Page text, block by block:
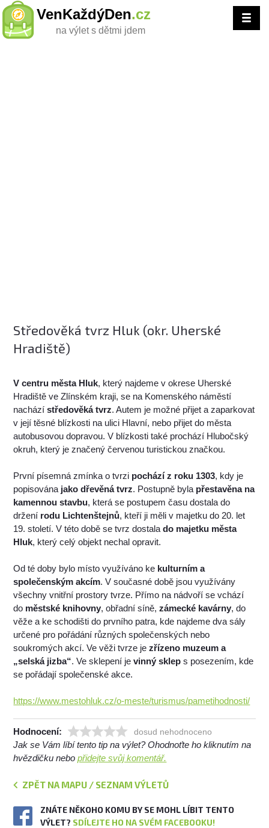
VenKaždýDen.cz
na výlet s dětmi jdem
Středověká tvrz Hluk (okr. Uherské
Hradiště)
V centru města Hluk, který najdeme v okrese Uherské
Hradiště ve Zlínském kraji, se na Komenského náměstí
nacházístředověká tvrz. Autem je možné přijet a zaparkovat
v její těsné blízkosti na ulici Hlavní, nebo přijet do města
autobusovou dopravou. V blízkosti také prochází Hlubočský
okruh, který je značený červenou turistickou značkou.
První písemná zmínka o tvrzi pochází z roku 1303, kdy je
popisována jako dřevěná tvrz. Postupně byla přestavěna na
kamennou stavbu, která se postupem času dostala do
držení rodu Lichtenštejnů, kteří ji měli v majetku do 20. let
19. století. V této době se tvrz dostalado majetku města
Hluk, který celý objekt nechal opravit.
Od té doby bylo místo využíváno ke kulturním a
společenským akcím. V současné době jsou využívány
všechny vnitřní prostory tvrze. Přímo na nádvoří se vchází
do městské knihovny, obřadní síně,zámecké kavárny, do
věže a ke schodišti do prvního patra, kde najdeme dva sály
určené pro pořádání různých společenských nebo
soukromých akcí. Ve věži tvrze jezřízeno muzeum a
„selská jizba“. Ve sklepení jevinný sklep s posezením, kde
se pořádají společenské akce.
https://www.mestohluk.cz/o-meste/turismus/pametihodnosti/
Hodnocení: dosud nehodnoceno
Jak se Vám líbí tento tip na výlet? Ohodnoťte ho kliknutím na
hvězdičku nebopřidejte svůj komentář.
ZPĚT NA MAPU / SEZNAM VÝLETŮ
ZNÁTE NĚKOHO KOMU BY SE MOHL LÍBIT TENTO
VÝLET? SDÍLEJTE HO NA SVÉM FACEBOOKU!